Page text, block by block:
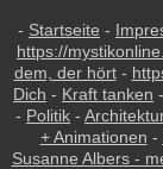
- Startseite -
https://
dem, der hört-
Dich - Kraft tanken -
- Politik -
+ Animationen -
Susanne Albers -